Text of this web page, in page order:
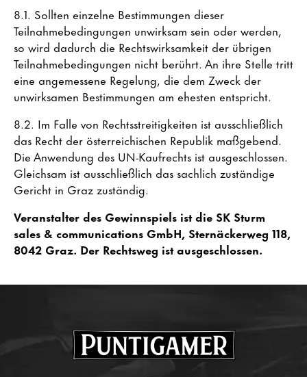
8.1. Sollten einzelne Bestimmungen dieser
Teilnahmebedingungen unwirksam sein oder werden,
so wird dadurch die Rechtswirksamkeit der übrigen
Teilnahmebedingungen nicht berührt. An ihre Stelle tritt
eine angemessene Regelung, die dem Zweck der
unwirksamen Bestimmungen am ehesten entspricht.
8.2. Im Falle von Rechtsstreitigkeiten ist ausschließlich
das Recht der österreichischen Republik maßgebend.
Die Anwendung des UN-Kaufrechts ist ausgeschlossen.
Gleichsam ist ausschließlich das sachlich zuständige
Gericht in Graz zuständig.
Veranstalter des Gewinnspiels ist die SK Sturm
sales & communications GmbH, Sternäckerweg 118,
8042 Graz. Der Rechtsweg ist ausgeschlossen.